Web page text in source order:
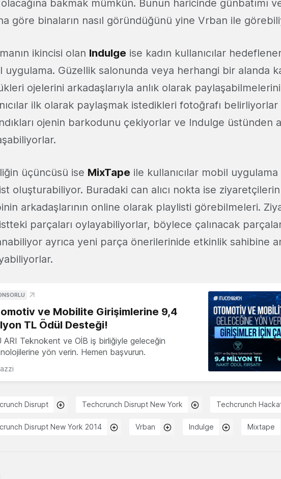
olacağına bakmak mümkün. Bunun haricinde günbatımı ve
göre binaların nasıl göründüğünü yine Vrban ile
ikincisi olan Indulge ise kadın kullanıcılar
uygulama. Güzellik salonunda veya herhangi bir alanda
ojelerini arkadaşlarıyla anlık olarak paylaşabilmelerini
ilk olarak paylaşmak istedikleri fotoğrafı belirliyorlar
ojenin barkodunu çekiyorlar ve Indulge üstünden
üçüncüsü ise MixTape ile kullanıcılar mobil
oluşturabiliyor. Buradaki can alıcı nokta ise
arkadaşlarının online olarak playlisti görebilmeleri.
parçaları oylayabiliyorlar, böylece çalınacak
ayrıca yeni parça önerilerinide etkinlik sahibine
ve Mobilite Girişimlerine 9,4
TL Ödül Desteği!
ARI Teknokent ve OİB iş birliğiyle geleceğin
yön verin. Hemen başvurun.
Disrupt Techcrunch Disrupt New York Techcrunch
Disrupt New York 2014 Vrban Indulge Mixtape